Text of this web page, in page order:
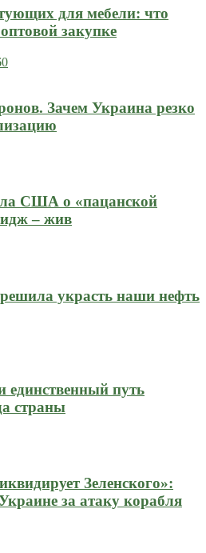
для мебели: что
закупке
0
Зачем Украина резко
США о «пацанской
– жив
украсть наши нефть
единственный путь
страны
Зеленского»:
за атаку корабля